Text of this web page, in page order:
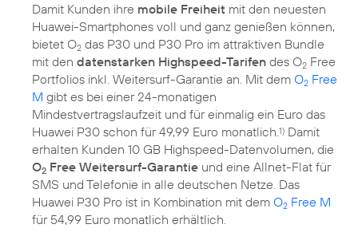
Damit Kunden ihre mobile Freiheit mit den neuesten
Huawei-Smartphones voll und ganz genießen können,
bietet O2 das P30 und P30 Pro im attraktiven Bundle
mit den datenstarken Highspeed-Tarifen des O2 Free
Portfolios inkl. Weitersurf-Garantie an. Mit dem O2 Free
M gibt es bei einer 24-monatigen
Mindestvertragslaufzeit und für einmalig ein Euro das
Huawei P30 schon für 49,99 Euro monatlich.1) Damit
erhalten Kunden 10 GB Highspeed-Datenvolumen, die
O2 Free Weitersurf-Garantie und eine Allnet-Flat für
SMS und Telefonie in alle deutschen Netze. Das
Huawei P30 Pro ist in Kombination mit dem O2 Free M
für 54,99 Euro monatlich erhältlich.